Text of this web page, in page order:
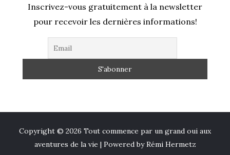
m s
Inscrivez-vous gratuitement à la newsletter
pour recevoir les dernières informations!
Copyright © 2026 Tout commence par un grand oui aux
aventures de la vie | Powered by Rémi Hermetz